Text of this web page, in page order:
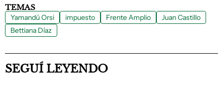
TEMAS
Yamandú Orsi impuesto Frente Amplio
Juan Castillo
Bettiana Díaz
SEGUÍ LEYENDO